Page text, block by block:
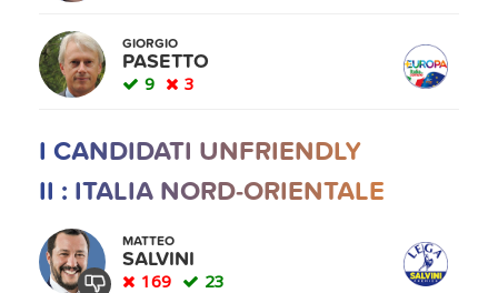
GIORGIO
PASETTO
9 3
I CANDIDATI UNFRIENDLY
II : ITALIA NORD-ORIENTALE
MATTEO
SALVINI
169 23